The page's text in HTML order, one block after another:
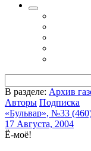
В разделе: Архив
Авторы Подписка
«Бульвар», №33
17 Августа, 2004
Ё-моё!